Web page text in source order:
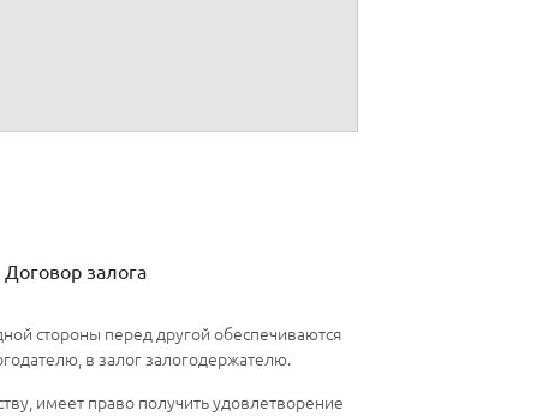
Договор залога
стороны перед другой обеспечиваются
в залог залогодержателю.
имеет право получить удовлетворение